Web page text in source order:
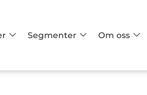
Segmenter Om oss